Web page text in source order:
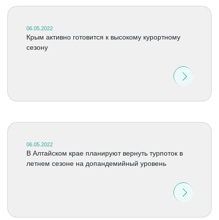
06.05.2022
Крым активно готовится к высокому курортному
сезону
06.05.2022
В Алтайском крае планируют вернуть турпоток в
летнем сезоне на допандемийный уровень